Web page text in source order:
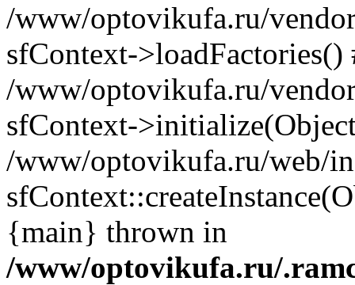
/www/optovikufa.ru/
sfContext->loadFactories()
/www/optovikufa.ru/
sfContext-
/www/optovikufa.ru/web/
{main} thrown in
/www/optovikufa.ru/